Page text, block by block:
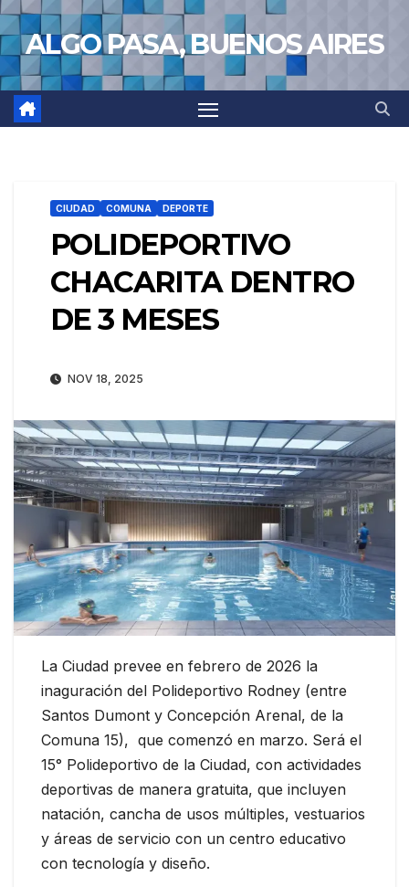
Saltar
al
contenido
ALGO PASA, BUENOS AIRES
CIUDAD COMUNA DEPORTE
POLIDEPORTIVO
CHACARITA DENTRO
DE 3 MESES
NOV 18, 2025
La Ciudad prevee en febrero de 2026 la
inaguración del Polideportivo Rodney (entre
Santos Dumont y Concepción Arenal, de la
Comuna 15), que comenzó en marzo. Será el
15° Polideportivo de la Ciudad, con actividades
deportivas de manera gratuita, que incluyen
natación, cancha de usos múltiples, vestuarios
y áreas de servicio con un centro educativo
con tecnología y diseño.